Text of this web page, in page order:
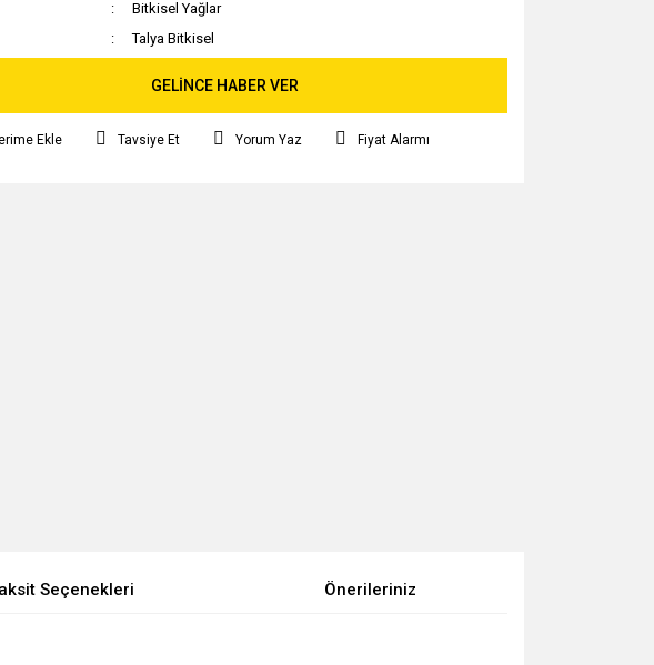
Bitkisel Yağlar
Talya Bitkisel
GELİNCE HABER VER
Tavsiye Et Yorum Yaz Fiyat Alarmı
Seçenekleri Önerileriniz